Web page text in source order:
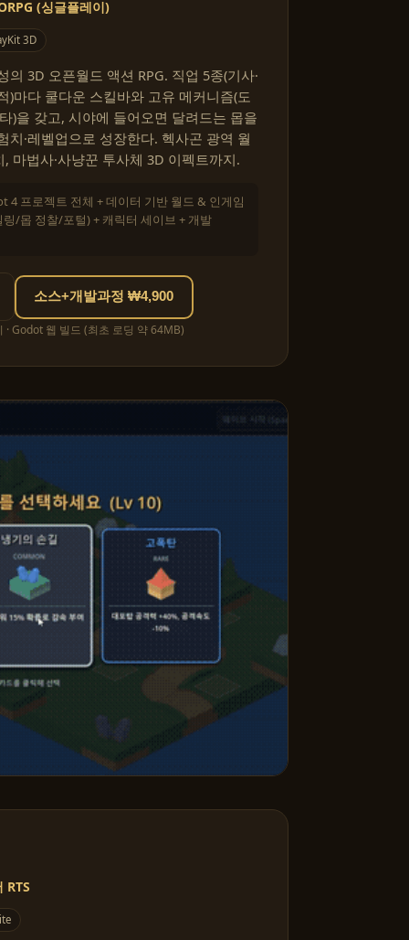
(싱글플레이)
3D
3D 오픈월드 액션 RPG. 직업 5종(기사·
)마다 쿨다운 스킬바와 고유 메커니즘(도
)을 갖고, 시야에 들어오면 달려드는 몹을
치·레벨업으로 성장한다. 헥사곤 광역 월
마법사·사냥꾼 투사체 3D 이펙트까지.
4 프로젝트 전체 + 데이터 기반 월드 & 인게임
/몹 정찰/포털) + 캐릭터 세이브 + 개발
소스+개발과정 ₩4,900
Godot 웹 빌드 (최초 로딩 약 64MB)
RTS